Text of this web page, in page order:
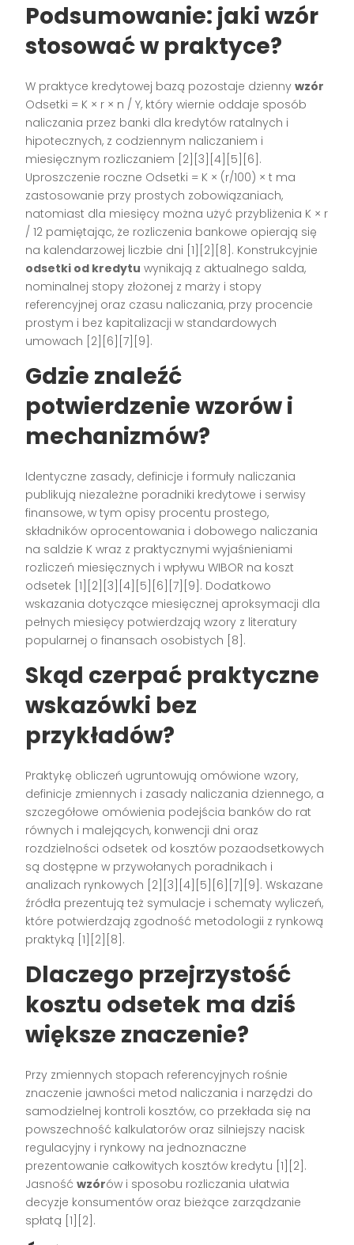
Podsumowanie: jaki wzór
stosować w praktyce?
W praktyce kredytowej bazą pozostaje dziennywzór
Odsetki = K × r × n / Y, który wiernie oddaje sposób
naliczania przez banki dla kredytów ratalnych i
hipotecznych, z codziennym naliczaniem i
miesięcznym rozliczaniem [2][3][4][5][6].
Uproszczenie roczne Odsetki = K × (r/100) × t ma
zastosowanie przy prostych zobowiązaniach,
natomiast dla miesięcy można użyć przybliżenia K × r
/ 12 pamiętając, że rozliczenia bankowe opierają się
na kalendarzowej liczbie dni [1][2][8]. Konstrukcyjnie
odsetki od kredytu wynikają z aktualnego salda,
nominalnej stopy złożonej z marży i stopy
referencyjnej oraz czasu naliczania, przy procencie
prostym i bez kapitalizacji w standardowych
umowach [2][6][7][9].
Gdzie znaleźć
potwierdzenie wzorów i
mechanizmów?
Identyczne zasady, definicje i formuły naliczania
publikują niezależne poradniki kredytowe i serwisy
finansowe, w tym opisy procentu prostego,
składników oprocentowania i dobowego naliczania
na saldzie K wraz z praktycznymi wyjaśnieniami
rozliczeń miesięcznych i wpływu WIBOR na koszt
odsetek [1][2][3][4][5][6][7][9]. Dodatkowo
wskazania dotyczące miesięcznej aproksymacji dla
pełnych miesięcy potwierdzają wzory z literatury
popularnej o finansach osobistych [8].
Skąd czerpać praktyczne
wskazówki bez
przykładów?
Praktykę obliczeń ugruntowują omówione wzory,
definicje zmiennych i zasady naliczania dziennego, a
szczegółowe omówienia podejścia banków do rat
równych i malejących, konwencji dni oraz
rozdzielności odsetek od kosztów pozaodsetkowych
są dostępne w przywołanych poradnikach i
analizach rynkowych [2][3][4][5][6][7][9]. Wskazane
źródła prezentują też symulacje i schematy wyliczeń,
które potwierdzają zgodność metodologii z rynkową
praktyką [1][2][8].
Dlaczego przejrzystość
kosztu odsetek ma dziś
większe znaczenie?
Przy zmiennych stopach referencyjnych rośnie
znaczenie jawności metod naliczania i narzędzi do
samodzielnej kontroli kosztów, co przekłada się na
powszechność kalkulatorów oraz silniejszy nacisk
regulacyjny i rynkowy na jednoznaczne
prezentowanie całkowitych kosztów kredytu [1][2].
Jasnośćwzórów i sposobu rozliczania ułatwia
decyzje konsumentów oraz bieżące zarządzanie
spłatą [1][2].